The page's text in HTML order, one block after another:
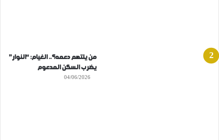
من يلتهم دعمه؟.. الغيام: “النوار”
يضرب السكن المدعوم
04/06/2026